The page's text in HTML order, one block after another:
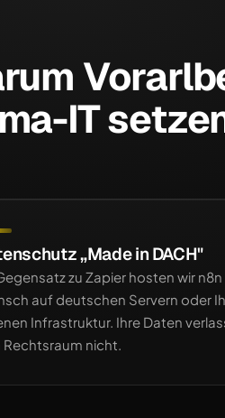
IT
„Made in DACH"
zu Zapier hosten wir
auf deutschen Servern oder
Infrastruktur. Ihre Daten
Rechtsraum nicht.